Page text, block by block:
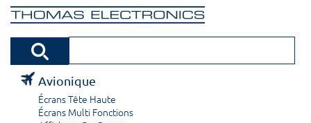
Avionique
Écrans Tête Haute
Écrans Multi Fonctions